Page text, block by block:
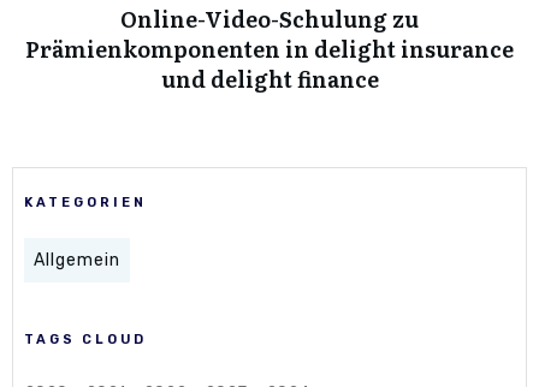
Online-Video-Schulung zu
Prämienkomponenten in delight insurance
und delight finance
KATEGORIEN
Allgemein
TAGS CLOUD